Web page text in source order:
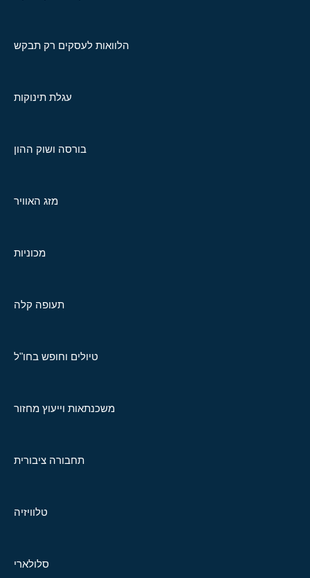
הלוואות לעסקים רק תבקש
עגלת תינוקות
בורסה ושוק ההון
מזג האוויר
מכוניות
תעופה קלה
טיולים וחופש בחו"ל
משכנתאות וייעוץ מחזור
תחבורה ציבורית
טלוויזיה
סלולארי